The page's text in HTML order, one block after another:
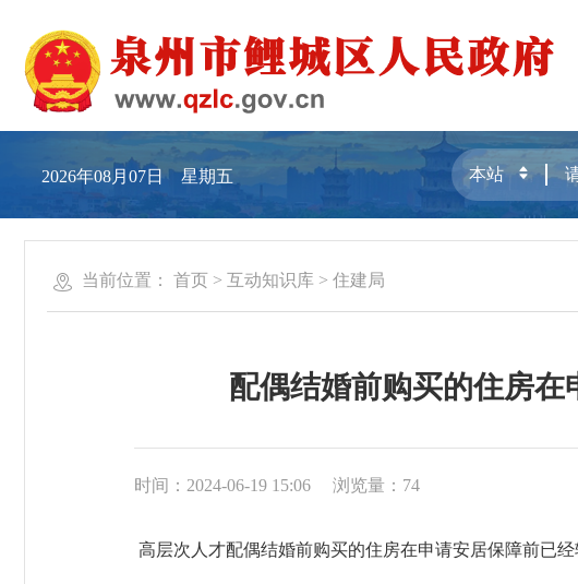
2026年08月07日 星期五
当前位置： 首页 > 互动知识库 > 住建局
配偶结婚前购买的住房在
时间：2024-06-19 15:06 浏览量： 74
高层次人才配偶结婚前购买的住房在申请安居保障前已